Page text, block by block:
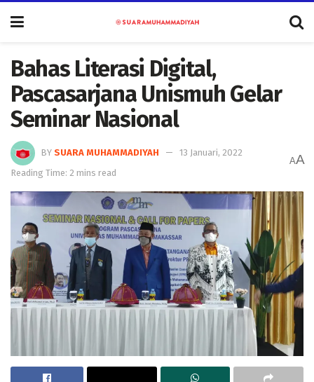
Bahas Literasi Digital,
Pascasarjana Unismuh Gelar
Seminar Nasional
BY SUARA MUHAMMADIYAH
13 Januari, 2022
Reading Time: 2 mins read
AA